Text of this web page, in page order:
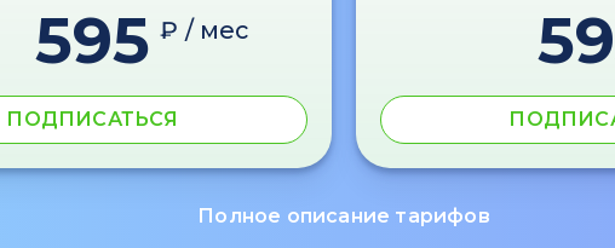
595 ₽ / мес
ПОДПИСАТЬСЯ
Полное описание тарифов